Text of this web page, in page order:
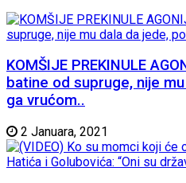
KOMŠIJE PREKINULE
batine od supruge, nije
ga vrućom..
2 Januara, 2021